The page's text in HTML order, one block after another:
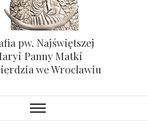
pw. Najświętszej
Panny Matki
we Wrocławiu